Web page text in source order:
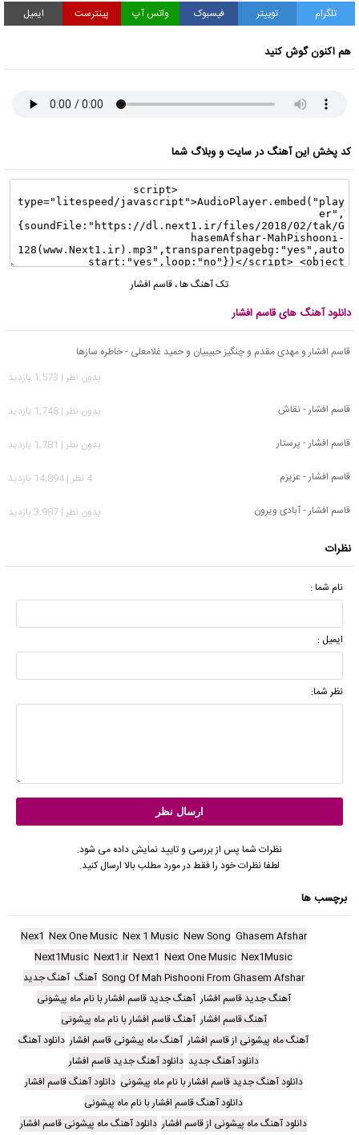
تلگرام توییتر فیسبوک واتس آپ پینترست ایمیل
هم اکنون گوش کنید
کد پخش این آهنگ در سایت و وبلاگ شما
تک آهنگ ها، قاسم افشار
دانلود آهنگ های قاسم افشار
قاسم افشار و مهدی مقدم و چنگیز حبیبیان و حمید غلامعلی - خاطره سازها
بدون نظر | 1,573 بازدید
قاسم افشار - نقاش
بدون نظر | 1,748 بازدید
قاسم افشار - پرستار
بدون نظر | 1,781 بازدید
قاسم افشار - عزیزم
4 نظر | 14,894 بازدید
قاسم افشار - آبادی ویرون
بدون نظر | 3,987 بازدید
نظرات
نام شما :
ایمیل :
نظر شما:
نظرات شما پس از بررسی و تایید نمایش داده می شود.
لطفا نظرات خود را فقط در مورد مطلب بالا ارسال کنید.
برچسب ها
Ghasem Afshar
New Song
Nex 1 Music
Nex One Music
Nex1
Nex1Music
Next One Music
Next1
Next1.ir
Next1Music
Song Of Mah Pishooni From Ghasem Afshar آهنگ آهنگ جدید
آهنگ جدید قاسم افشار آهنگ جدید قاسم افشار با نام ماه پیشونی
آهنگ قاسم افشار آهنگ قاسم افشار با نام ماه پیشونی
آهنگ ماه پیشونی از قاسم افشار آهنگ ماه پیشونی قاسم افشار دانلود آهنگ
دانلود آهنگ جدید دانلود آهنگ جدید قاسم افشار
دانلود آهنگ جدید قاسم افشار با نام ماه پیشونی دانلود آهنگ قاسم افشار
دانلود آهنگ قاسم افشار با نام ماه پیشونی
دانلود آهنگ ماه پیشونی از قاسم افشار دانلود آهنگ ماه پیشونی قاسم افشار